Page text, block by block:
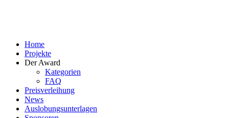
Home
Projekte
Der Award
Kategorien
FAQ
Preisverleihung
News
Auslobungsunterlagen